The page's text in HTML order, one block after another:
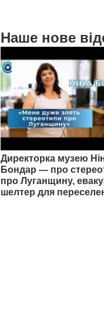
Наше нове
Директорка музею
Бондар — про
про Луганщину,
шелтер для